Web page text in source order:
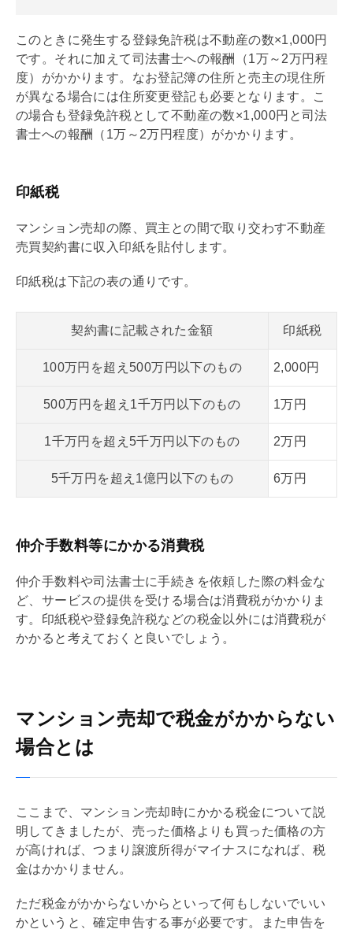
このときに発生する登録免許税は不動産の数×1,000円
です。それに加えて司法書士への報酬（1万～2万円程
度）がかかります。なお登記簿の住所と売主の現住所
が異なる場合には住所変更登記も必要となります。こ
の場合も登録免許税として不動産の数×1,000円と司法
書士への報酬（1万～2万円程度）がかかります。
印紙税
マンション売却の際、買主との間で取り交わす不動産
売買契約書に収入印紙を貼付します。
印紙税は下記の表の通りです。
契約書に記載された金額 印紙税
100万円を超え500万円以下のもの 2,000円
500万円を超え1千万円以下のもの 1万円
1千万円を超え5千万円以下のもの 2万円
5千万円を超え1億円以下のもの 6万円
仲介手数料等にかかる消費税
仲介手数料や司法書士に手続きを依頼した際の料金な
ど、サービスの提供を受ける場合は消費税がかかりま
す。 印紙税や登録免許税などの税金以外には消費税が
かかると考えておくと良いでしょう。
マンション売却で税金がかからない
場合とは
ここまで、マンション売却時にかかる税金について説
明してきましたが、売った価格よりも買った価格の方
が高ければ、つまり譲渡所得がマイナスになれば、税
金はかかりません。
ただ税金がかからないからといって何もしないでいい
かというと、確定申告する事が必要です。また申告を